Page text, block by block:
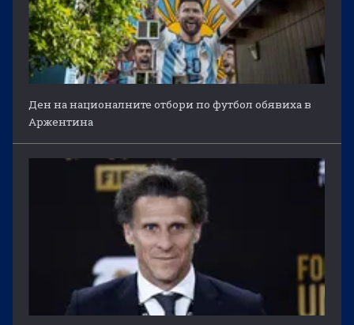
Ден на националните отбори по футбол обявиха в
Аржентина